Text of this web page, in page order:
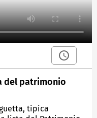
del patrimonio
tipica